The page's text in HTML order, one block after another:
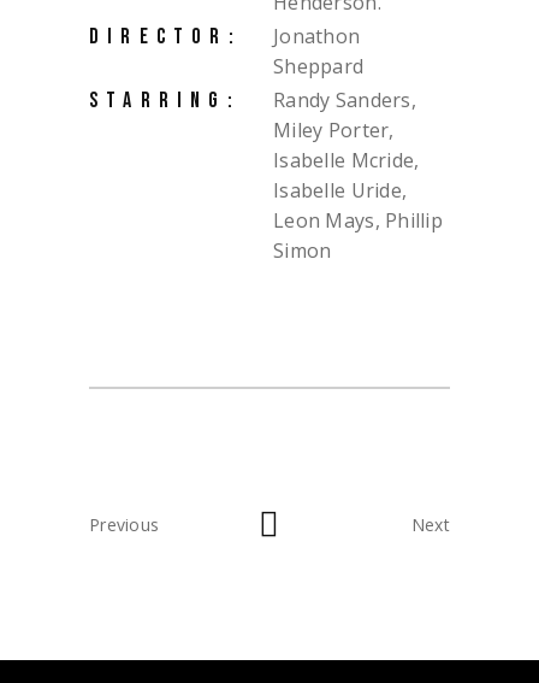
DIRECTOR:
Jonathon
Sheppard
STARRING:
Randy Sanders,
Miley Porter,
Isabelle Mcride,
Isabelle Uride,
Leon Mays, Phillip
Simon
Previous Next